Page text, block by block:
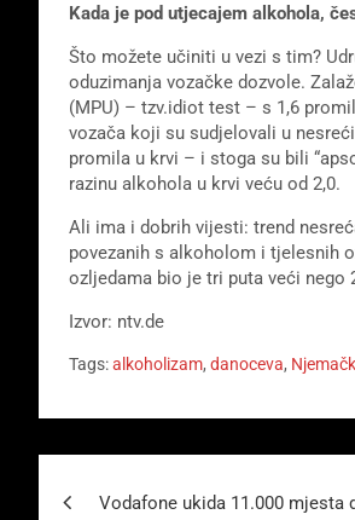
Kada je pod utjecajem alkohola,
Što možete učiniti u vezi s tim?
oduzimanja vozačke dozvole.
(MPU) – tzv.idiot test – s 1,6
vozača koji su sudjelovali u
promila u krvi – i stoga su bili
razinu alkohola u krvi veću od 2,0.
Ali ima i dobrih vijesti: trend
povezanih s alkoholom i tjelesnih
ozljedama bio je tri puta veći nego
Izvor: ntv.de
Tags:alkoholizam, danoceva,
Vodafone ukida 11.000 mjesta